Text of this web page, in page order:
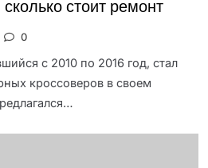
стоит ремонт
0
с 2010 по 2016 год, стал
кроссоверов в своем